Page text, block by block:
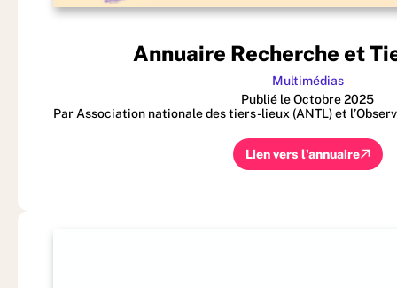
Multimédias
Annuaire Recherche et
Publié le Octobre 2025
Par Association nationale des tiers-lieux (ANTL) et
Lien vers l'annuaire